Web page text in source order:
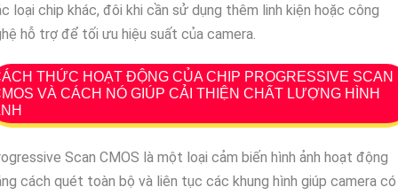
loại chip khác, đôi khi cần sử dụng thêm linh kiện hoặc công
hỗ trợ để tối ưu hiệu suất của camera.
THỨC HOẠT ĐỘNG CỦA CHIP PROGRESSIVE SCAN
VÀ CÁCH NÓ GIÚP CẢI THIỆN CHẤT LƯỢNG HÌNH
Scan CMOS là một loại cảm biến hình ảnh hoạt động
cách quét toàn bộ và liên tục các khung hình giúp camera có